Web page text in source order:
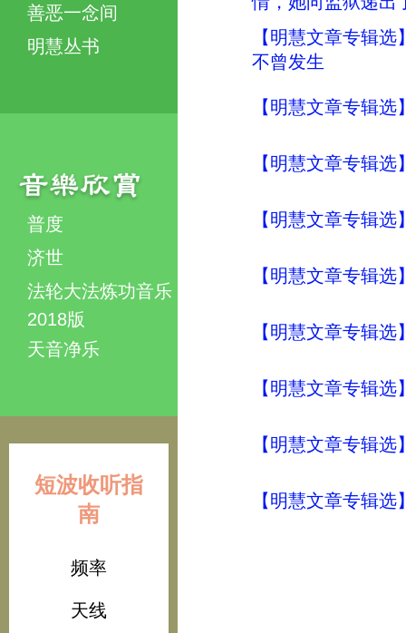
善恶一念间
明慧丛书
普度
济世
法轮大法炼功音乐
2018版
天音净乐
短波收听指
南
频率
天线
【明慧文章专辑
不曾发生
【明慧文章专辑
【明慧文章专辑
【明慧文章专辑
【明慧文章专辑
【明慧文章专辑
【明慧文章专辑
【明慧文章专辑
【明慧文章专辑